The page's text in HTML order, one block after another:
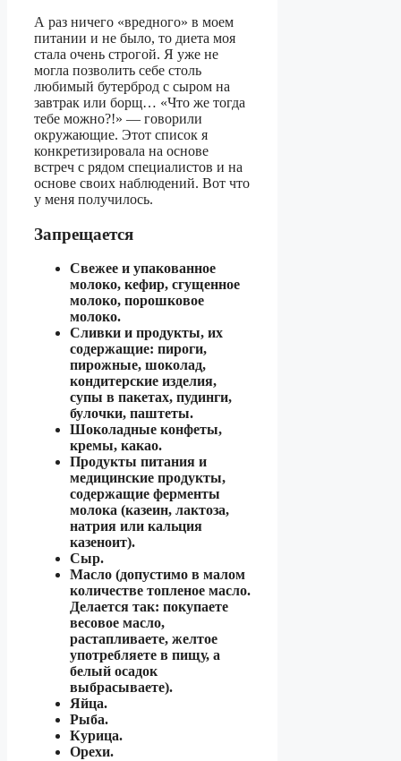
А раз ничего «вредного» в моем
питании и не было, то диета моя
стала очень строгой. Я уже не
могла позволить себе столь
любимый бутерброд с сыром на
завтрак или борщ… «Что же тогда
тебе можно?!» — говорили
окружающие. Этот список я
конкретизировала на основе
встреч с рядом специалистов и на
основе своих наблюдений. Вот что
у меня получилось.
Запрещается
Свежее и упакованное
молоко, кефир, сгущенное
молоко, порошковое
молоко.
Сливки и продукты, их
содержащие: пироги,
пирожные, шоколад,
кондитерские изделия,
супы в пакетах, пудинги,
булочки, паштеты.
Шоколадные конфеты,
кремы, какао.
Продукты питания и
медицинские продукты,
содержащие ферменты
молока (казеин, лактоза,
натрия или кальция
казеноит).
Сыр.
Масло (допустимо в малом
количестве топленое масло.
Делается так: покупаете
весовое масло,
растапливаете, желтое
употребляете в пищу, а
белый осадок
выбрасываете).
Яйца.
Рыба.
Курица.
Орехи.